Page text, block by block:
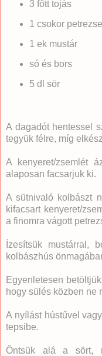
3 főtt tojás
1 csokor
1 ek mustár
só és bors
5 dl sör
A dagadót hentessel
tegyük félre, míg
A kenyeret/zsemlét
alaposan facsarjuk ki.
A sütnivaló kolbászt
kifacsart kenyeret/
a finomra vágott
Ízesítsük mustárral,
kolbászhús
Egyenletesen
hogy sülés közben ne
A nyílást hústűvel
tepsibe.
Öntsük alá a sört,